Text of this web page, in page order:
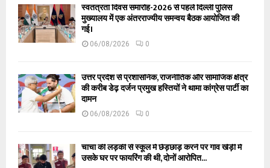
स्वतंत्रता दिवस समारोह-2026 से पहले दिल्ली पुलिस
मुख्यालय में एक अंतरराज्यीय समन्वय बैठक आयोजित की
गई।
06/08/2026 0
उत्तर प्रदेश से प्रशासनिक, राजनीतिक और सामाजिक क्षेत्र
की करीब डेढ़ दर्जन प्रमुख हस्तियों ने थामा कांग्रेस पार्टी का
दामन
06/08/2026 0
चाचा की लड़की से स्कूल में छेड़छाड़ करने पर गांव खेड़ी में
उसके घर पर फायरिंग की थी, दोनों आरोपित...